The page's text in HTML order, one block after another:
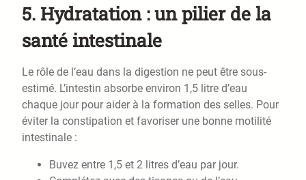
5. Hydratation : un pilier de la
santé intestinale
Le rôle de l’eau dans la digestion ne peut être sous-
estimé. L’intestin absorbe environ 1,5 litre d’eau
chaque jour pour aider à la formation des selles. Pour
éviter la constipation et favoriser une bonne motilité
intestinale :
Buvez entre 1,5 et 2 litres d’eau par jour.